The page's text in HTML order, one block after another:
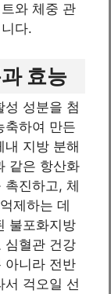
와 체중 관
다.
효능
성 성분을 첨
축하여 만든
내 지방 분해
같은 항산화
촉진하고, 체
제하는 데
불포화지방
심혈관 건강
아니라 전반
서 걱오일 선